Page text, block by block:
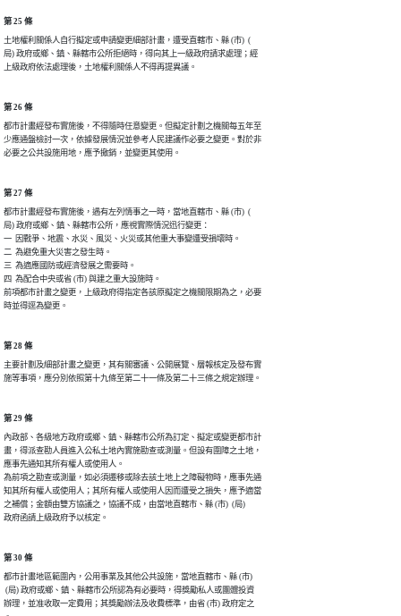
第 25 條
土地權利關係人自行擬定或申請變更細部計畫，遭受直轄市、縣 (市)  (
局) 政府或鄉、鎮、縣轄市公所拒絕時，得向其上一級政府請求處理；經
第 26 條
都市計畫經發布實施後，不得隨時任意變更。但擬定計劃之機關每五年至
少應通盤檢討一次，依據發展情況並參考人民建議作必要之變更。對於非
第 27 條
都市計畫經發布實施後，遇有左列情事之一時，當地直轄市、縣 (市)  (
局) 政府或鄉、鎮、縣轄市公所，應視實際情況迅行變更：
一  因戰爭、地震、水災、風災、火災或其他重大事變遭受損壞時。
二  為避免重大災害之發生時。
三  為適應國防或經濟發展之需要時。
四  為配合中央或省 (市) 與建之重大設施時。
前項都市計畫之變更，上級政府得指定各該原擬定之機關限期為之，必要
第 28 條
主要計劃及細部計畫之變更，其有關審議、公開展覽、層報核定及發布實
第 29 條
內政部、各級地方政府或鄉、鎮、縣轄市公所為訂定、擬定或變更都市計
畫，得派查勘人員進入公私土地內實施勘查或測量。但設有圍障之土地，
應事先通知其所有權人或使用人。
為前項之勘查或測量，如必須遷移或除去該土地上之障礙物時，應事先通
知其所有權人或使用人；其所有權人或使用人因而遭受之損失，應予適當
之補償；金額由雙方協議之，協議不成，由當地直轄市、縣 (市)  (局)
第 30 條
都市計畫地區範圍內，公用事業及其他公共設施，當地直轄市、縣 (市)
(局) 政府或鄉、鎮、縣轄市公所認為有必要時，得獎勵私人或團體投資
辦理，並准收取一定費用；其獎勵辦法及收費標準，由省 (市) 政府定之